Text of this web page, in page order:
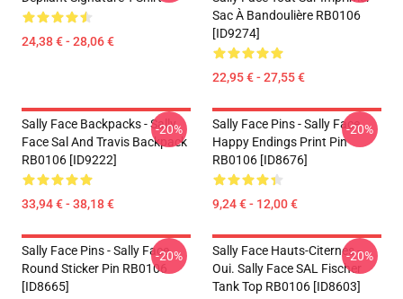
24,38 € - 28,06 €
Sac À Bandoulière RB0106
[ID9274]
22,95 € - 27,55 €
Sally Face Backpacks - Sally
Face Sal And Travis Backpack
RB0106 [ID9222]
33,94 € - 38,18 €
-20%
Sally Face Pins - Sally Face
Happy Endings Print Pin
RB0106 [ID8676]
9,24 € - 12,00 €
-20%
Sally Face Pins - Sally Face
Round Sticker Pin RB0106
[ID8665]
-20%
Sally Face Hauts-Citernes -
Oui. Sally Face SAL Fischer
Tank Top RB0106 [ID8603]
-20%